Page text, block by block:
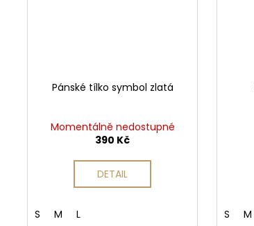
Pánské tílko symbol zlatá
Momentálně nedostupné
390 Kč
DETAIL
S M L S M